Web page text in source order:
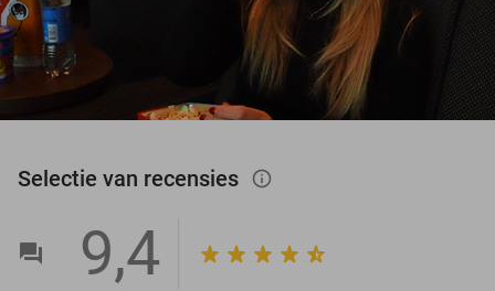
Selectie van recensies info_outlined
9,4